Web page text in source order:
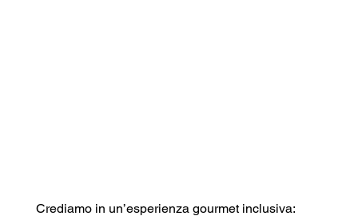
Crediamo in un’esperienza gourmet inclusiva: